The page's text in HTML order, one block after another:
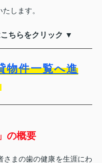
します。
ちらをクリック ▼
物件一覧へ進
の概要
さまの歯の健康を生涯にわ